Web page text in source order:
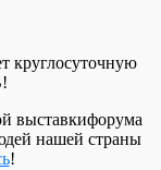
круглосуточную
выставкифорума
нашей страны
!